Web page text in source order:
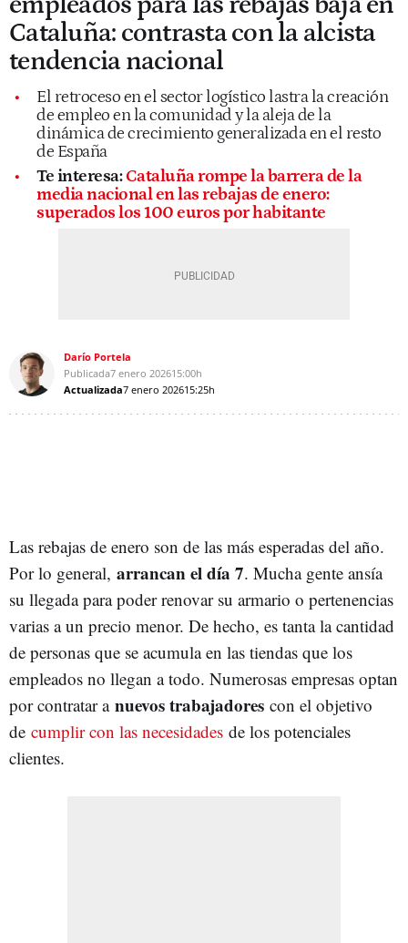
Cataluña: contrasta con la alcista
tendencia nacional
El retroceso en el sector logístico lastra la creación
de empleo en la comunidad y la aleja de la
dinámica de crecimiento generalizada en el resto
de España
Te interesa:Cataluña rompe la barrera de la
media nacional en las rebajas de enero:
superados los 100 euros por habitante
Darío Portela
Publicada7 enero 202615:00h
Actualizada7 enero 202615:25h
Las rebajas de enero son de las más esperadas del año.
Por lo general, arrancan el día 7. Mucha gente ansía
su llegada para poder renovar su armario o pertenencias
varias a un precio menor. De hecho, es tanta la cantidad
de personas que se acumula en las tiendas que los
empleados no llegan a todo. Numerosas empresas optan
por contratar a nuevos trabajadores con el objetivo
de cumplir con las necesidades de los potenciales
clientes.